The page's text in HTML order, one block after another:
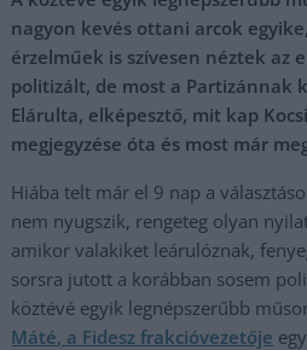
nagyon kevés ottani arcok
érzelműek is szívesen néztek az
politizált, de most a Partizánnak
Elárulta, elképesztő, mit kap
megjegyzése óta és most már
Hiába telt már el 9 nap a
nem nyugszik, rengeteg olyan
amikor valakiket leárulóznak,
sorsra jutott a korábban sosem
köztévé egyik legnépszerűbb
Máté, a Fidesz frakcióvezetője